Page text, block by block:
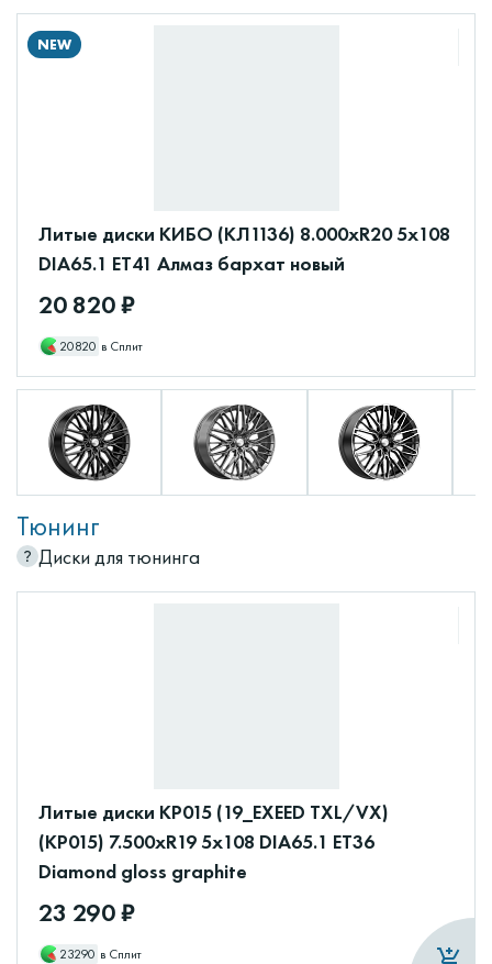
NEW
Литые диски КИБО (КЛ1136) 8.000xR20 5x108
DIA65.1 ET41 Алмаз бархат новый
20 820 ₽
20820 в Сплит
Тюнинг
Диски для тюнинга
Литые диски КР015 (19_EXEED TXL/VX)
(КР015) 7.500xR19 5x108 DIA65.1 ET36
Diamond gloss graphite
23 290 ₽
23290 в Сплит